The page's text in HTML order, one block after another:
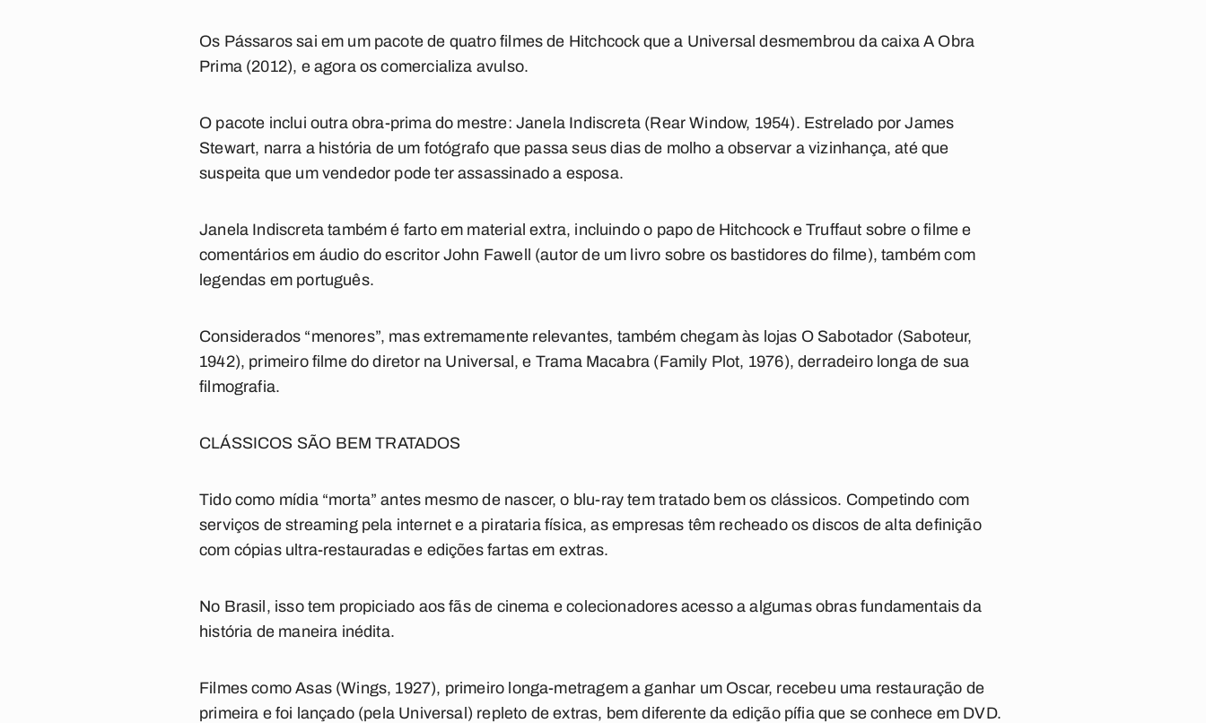
Os Pássaros sai em um pacote de quatro filmes de Hitchcock que a Universal desmembrou da caixa A Obra
Prima (2012), e agora os comercializa avulso.
O pacote inclui outra obra-prima do mestre: Janela Indiscreta (Rear Window, 1954). Estrelado por James
Stewart, narra a história de um fotógrafo que passa seus dias de molho a observar a vizinhança, até que
suspeita que um vendedor pode ter assassinado a esposa.
Janela Indiscreta também é farto em material extra, incluindo o papo de Hitchcock e Truffaut sobre o filme e
comentários em áudio do escritor John Fawell (autor de um livro sobre os bastidores do filme), também com
legendas em português.
Considerados “menores”, mas extremamente relevantes, também chegam às lojas O Sabotador (Saboteur,
1942), primeiro filme do diretor na Universal, e Trama Macabra (Family Plot, 1976), derradeiro longa de sua
filmografia.
CLÁSSICOS SÃO BEM TRATADOS
Tido como mídia “morta” antes mesmo de nascer, o blu-ray tem tratado bem os clássicos. Competindo com
serviços de streaming pela internet e a pirataria física, as empresas têm recheado os discos de alta definição
com cópias ultra-restauradas e edições fartas em extras.
No Brasil, isso tem propiciado aos fãs de cinema e colecionadores acesso a algumas obras fundamentais da
história de maneira inédita.
Filmes como Asas (Wings, 1927), primeiro longa-metragem a ganhar um Oscar, recebeu uma restauração de
primeira e foi lançado (pela Universal) repleto de extras, bem diferente da edição pífia que se conhece em DVD.